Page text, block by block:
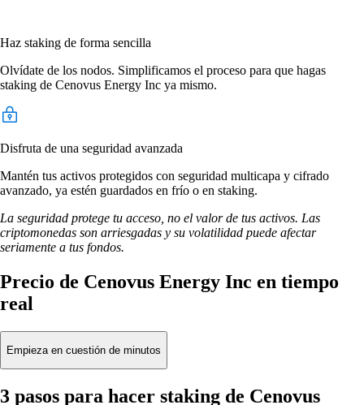
Haz staking de forma sencilla
Olvídate de los nodos. Simplificamos el proceso para que hagas
staking de Cenovus Energy Inc ya mismo.
Disfruta de una seguridad avanzada
Mantén tus activos protegidos con seguridad multicapa y cifrado
avanzado, ya estén guardados en frío o en staking.
La seguridad protege tu acceso, no el valor de tus activos. Las
criptomonedas son arriesgadas y su volatilidad puede afectar
seriamente a tus fondos.
Precio de Cenovus Energy Inc en tiempo
real
Empieza en cuestión de minutos
3 pasos para hacer staking de Cenovus